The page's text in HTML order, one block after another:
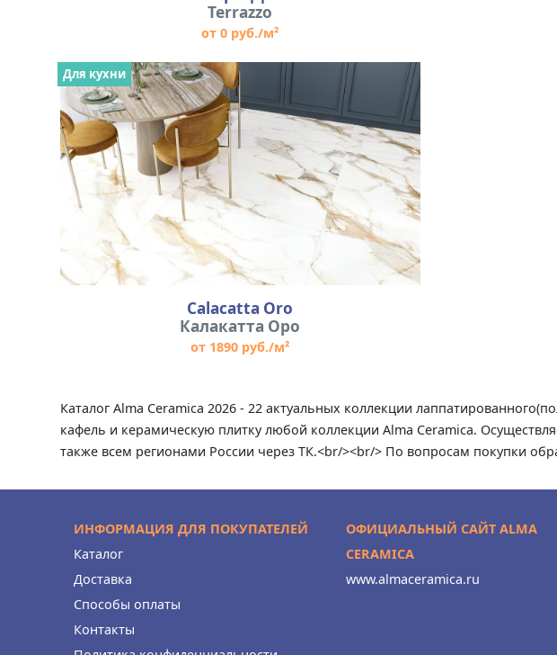
Terrazzo
от 0 руб./м²
Calacatta Oro
Калакатта Оро
от 1890 руб./м²
Для кухни
Каталог Alma Ceramica 2026 - 22 актуальных коллекции
кафель и керамическую плитку любой коллекции Alma Ceramica.
также всем регионами России через ТК.<br/><br/> По вопросам покупки
ИНФОРМАЦИЯ ДЛЯ ПОКУПАТЕЛЕЙ
Каталог
Доставка
Способы оплаты
Контакты
ОФИЦИАЛЬНЫЙ САЙТ ALMA
CERAMICA
www.almaceramica.ru